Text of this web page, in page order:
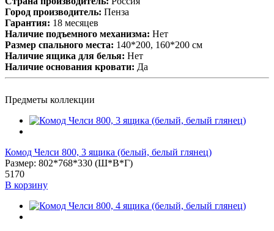
Город производитель: Пенза
Гарантия: 18 месяцев
Наличие подъемного механизма: Нет
Размер спального места: 140*200, 160*200 см
Наличие ящика для белья: Нет
Наличие основания кровати: Да
Предметы коллекции
Комод Челси 800, 3 ящика (белый, белый глянец)
Размер: 802*768*330 (Ш*В*Г)
5170
В корзину